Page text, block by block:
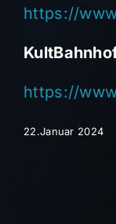
https://
https://
22.Januar 2024